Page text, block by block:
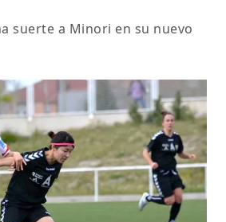
suerte a Minori en su nuevo